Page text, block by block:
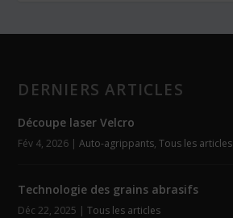
DERNIERS ARTICLES
Découpe laser Velcro
Fév 4, 2026 |Auto-agrippants,Tous les articles
Technologie des grains abrasifs
Déc 22, 2025 |Tous les articles